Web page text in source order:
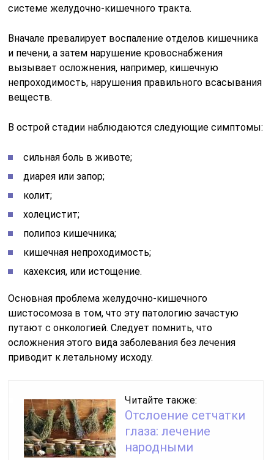
системе желудочно-кишечного тракта.
Вначале превалирует воспаление отделов кишечника
и печени, а затем нарушение кровоснабжения
вызывает осложнения, например, кишечную
непроходимость, нарушения правильного всасывания
веществ.
В острой стадии наблюдаются следующие симптомы:
сильная боль в животе;
диарея или запор;
колит;
холецистит;
полипоз кишечника;
кишечная непроходимость;
кахексия, или истощение.
Основная проблема желудочно-кишечного
шистосомоза в том, что эту патологию зачастую
путают с онкологией. Следует помнить, что
осложнения этого вида заболевания без лечения
приводит к летальному исходу.
Читайте также:
Отслоение сетчатки
глаза: лечение
народными